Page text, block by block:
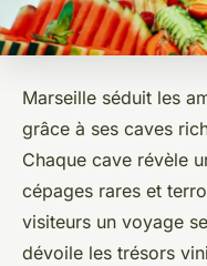
Marseille séduit les
grâce à ses caves
Chaque cave révèle
cépages rares et
visiteurs un voyage
dévoile les trésors